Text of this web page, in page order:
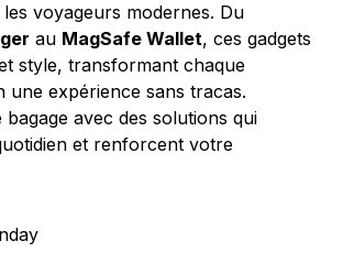
voyageurs modernes. Du
au MagSafe Wallet, ces gadgets
style, transformant chaque
une expérience sans tracas.
bagage avec des solutions qui
et renforcent votre